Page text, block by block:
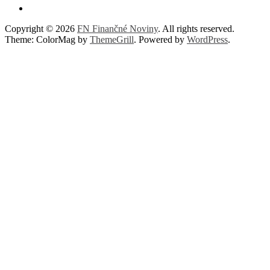
Copyright © 2026 FN Finančné Noviny. All rights reserved.
Theme: ColorMag by ThemeGrill. Powered by WordPress.